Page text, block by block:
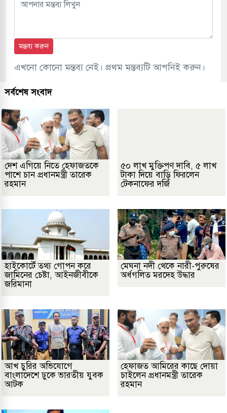
মন্তব্য করুন
এখনো কোনো মন্তব্য নেই। প্রথম মন্তব্যটি আপনিই করুন।
সর্বশেষ সংবাদ
দেশ এগিয়ে নিতে হেফাজতকে
পাশে চান প্রধানমন্ত্রী তারেক
রহমান
৫০ লাখ মুক্তিপণ দাবি, ৫ লাখ
টাকা দিয়ে বাড়ি ফিরলেন
টেকনাফের দর্জি
হাইকোর্টে তথ্য গোপন করে
জামিনের চেষ্টা, আইনজীবীকে
জরিমানা
মেঘনা নদী থেকে নারী-পুরুষের
অর্ধগলিত মরদেহ উদ্ধার
আখ চুরির অভিযোগে
বাংলাদেশে ঢুকে ভারতীয় যুবক
আটক
হেফাজত আমিরের কাছে দোয়া
চাইলেন প্রধানমন্ত্রী তারেক
রহমান